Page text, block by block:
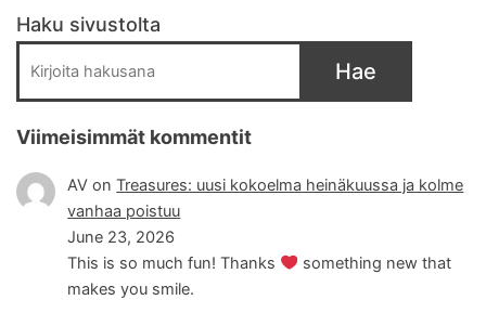
Haku sivustolta
Hae
Viimeisimmät kommentit
AV onTreasures: uusi kokoelma heinäkuussa ja kolme
vanhaa poistuu
June 23, 2026
This is so much fun! Thanks
something new that
makes you smile.